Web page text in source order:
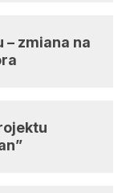
– zmiana na